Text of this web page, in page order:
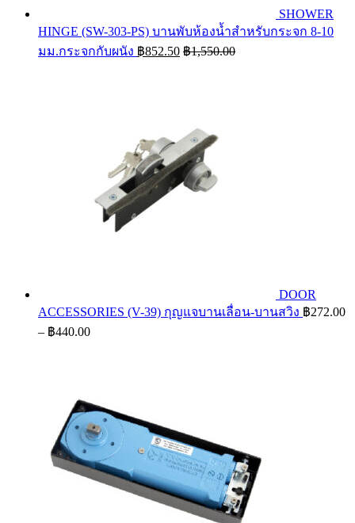
SHOWER
HINGE (SW-303-PS) บานพับห้องน้ำสำหรับกระจก 8-10
มม.กระจกกับผนัง ฿852.50 ฿1,550.00
DOOR
ACCESSORIES (V-39) กุญแจบานเลื่อน-บานสวิง ฿272.00
– ฿440.00Price